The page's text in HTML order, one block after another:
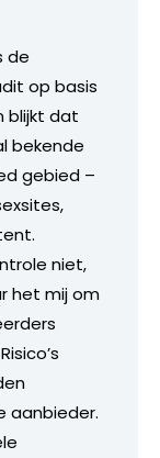
de
op basis
blijkt dat
bekende
gebied –
niet,
het mij om
aanbieder.